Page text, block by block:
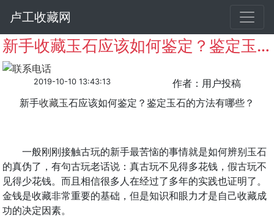
卢工收藏网
新手收藏玉石应该如何鉴定？鉴定玉石的方法有哪些？
2019-10-10 13:43:13
作者：用户投稿
新手收藏玉石应该如何鉴定？鉴定玉石的方法有哪些？
一般刚刚接触古玩的新手最苦恼的事情就是如何辨别玉石
的真伪了，有句古玩老话说：真古玩不见得多花钱，假古玩不
见得少花钱。而且相信很多人在经过了多年的实践也证明了。
金钱是收藏非常重要的基础，但是知识和眼力才是自己收藏成
功的决定因素。